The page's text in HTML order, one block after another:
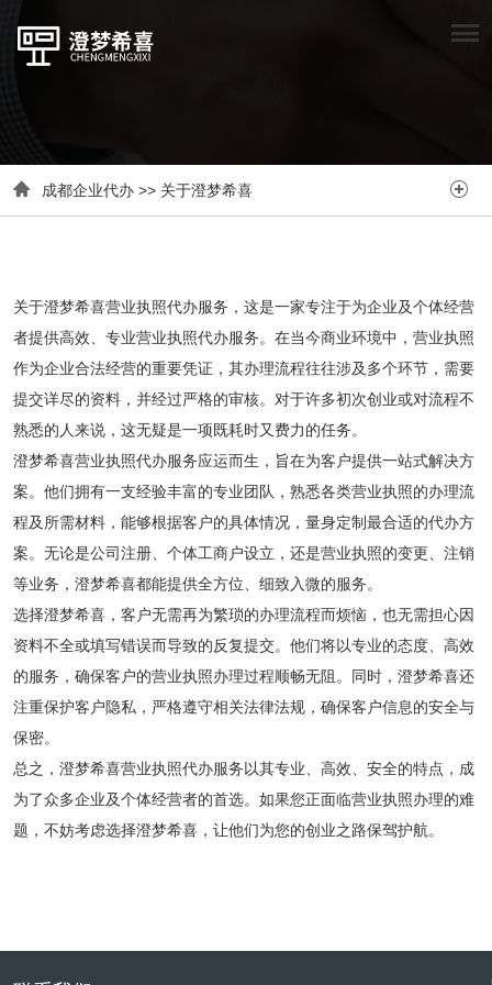
 成都企业代办 >> 关于澄梦希喜 
关于澄梦希喜营业执照代办服务，这是一家专注于为企业及个体经营
者提供高效、专业营业执照代办服务。在当今商业环境中，营业执照
作为企业合法经营的重要凭证，其办理流程往往涉及多个环节，需要
提交详尽的资料，并经过严格的审核。对于许多初次创业或对流程不
熟悉的人来说，这无疑是一项既耗时又费力的任务。
澄梦希喜营业执照代办服务应运而生，旨在为客户提供一站式解决方
案。他们拥有一支经验丰富的专业团队，熟悉各类营业执照的办理流
程及所需材料，能够根据客户的具体情况，量身定制最合适的代办方
案。无论是公司注册、个体工商户设立，还是营业执照的变更、注销
等业务，澄梦希喜都能提供全方位、细致入微的服务。
选择澄梦希喜，客户无需再为繁琐的办理流程而烦恼，也无需担心因
资料不全或填写错误而导致的反复提交。他们将以专业的态度、高效
的服务，确保客户的营业执照办理过程顺畅无阻。同时，澄梦希喜还
注重保护客户隐私，严格遵守相关法律法规，确保客户信息的安全与
保密。
总之，澄梦希喜营业执照代办服务以其专业、高效、安全的特点，成
为了众多企业及个体经营者的首选。如果您正面临营业执照办理的难
题，不妨考虑选择澄梦希喜，让他们为您的创业之路保驾护航。